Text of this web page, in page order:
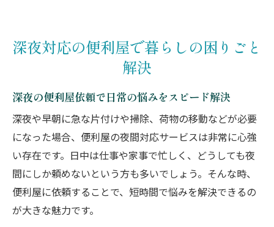
深夜対応の便利屋で暮らしの困りごと
解決
深夜の便利屋依頼で日常の悩みをスピード解決
深夜や早朝に急な片付けや掃除、荷物の移動などが必要
になった場合、便利屋の夜間対応サービスは非常に心強
い存在です。日中は仕事や家事で忙しく、どうしても夜
間にしか頼めないという方も多いでしょう。そんな時、
便利屋に依頼することで、短時間で悩みを解決できるの
が大きな魅力です。